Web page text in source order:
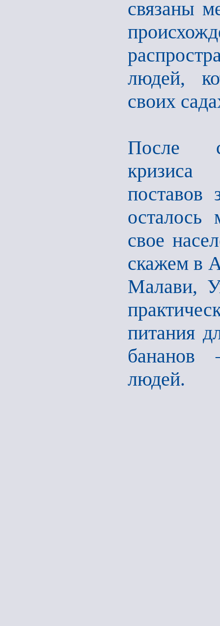
связаны
людей,
своих
После
кризиса
поставов
осталось
свое
скажем в
Малави,
питания
бананов
людей.